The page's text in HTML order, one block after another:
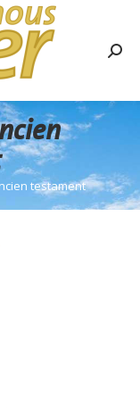
testament